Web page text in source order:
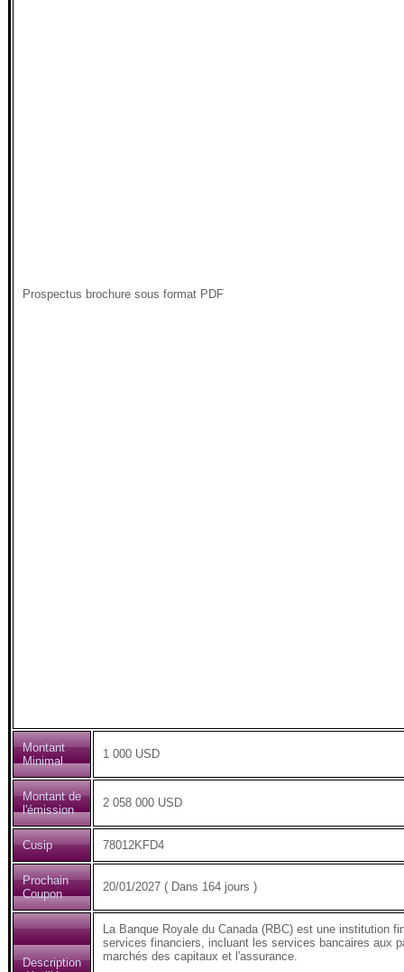
Prospectus brochure sous format PDF
Montant
Minimal
1 000 USD
Montant de
l'émission
2 058 000 USD
Cusip 78012KFD4
Prochain
Coupon
20/01/2027 ( Dans 164 jours )
Description
La Banque Royale du Canada (RBC) est une institution
services financiers, incluant les services bancaires aux
marchés des capitaux et l'assurance.